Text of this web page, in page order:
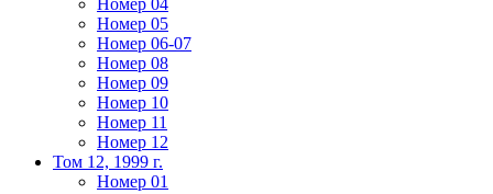
Номер 04
Номер 05
Номер 06-07
Номер 08
Номер 09
Номер 10
Номер 11
Номер 12
Том 12, 1999 г.
Номер 01